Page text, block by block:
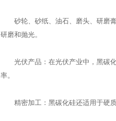
砂轮、砂纸、油石、磨头、研磨膏
研磨和抛光。
光伏产品：在光伏产业中，黑碳化
率。
精密加工：黑碳化硅还适用于硬质